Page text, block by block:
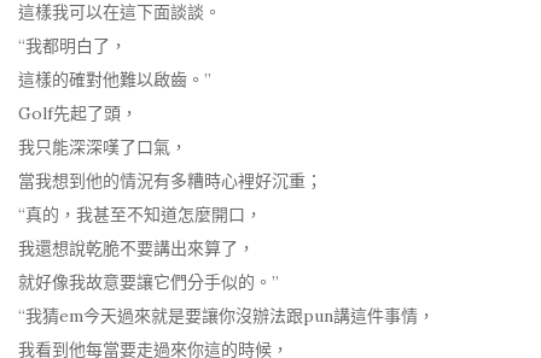
這樣我可以在這下面談談。
“我都明白了，
這樣的確對他難以啟齒。”
Golf先起了頭，
我只能深深嘆了口氣，
當我想到他的情況有多糟時心裡好沉重；
“真的，我甚至不知道怎麼開口，
我還想說乾脆不要講出來算了，
就好像我故意要讓它們分手似的。”
“我猜em今天過來就是要讓你沒辦法跟pun講這件事情，
我看到他每當要走過來你這的時候，